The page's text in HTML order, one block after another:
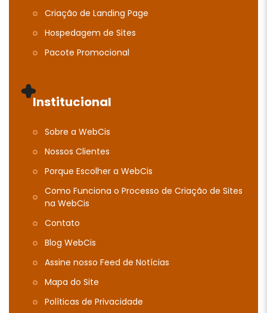
Criação de Landing Page
Hospedagem de Sites
Pacote Promocional
Institucional
Sobre a WebCis
Nossos Clientes
Porque Escolher a WebCis
Como Funciona o Processo de Criação de Sites
na WebCis
Contato
Blog WebCis
Assine nosso Feed de Notícias
Mapa do Site
Polí­ticas de Privacidade